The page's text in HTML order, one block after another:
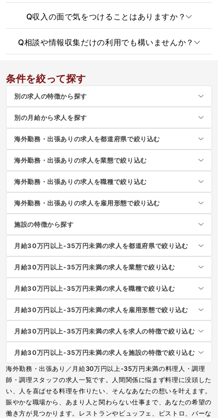
Q収入の面で気をつけることはありますか？
Q相談や情報収集だけの利用でも構いませんか？
条件を絞って探す
別の求人の特徴から探す
別の月給から求人を探す
海外勤務・出張ありの求人を都道府県で絞り込む
海外勤務・出張ありの求人を業態で絞り込む
海外勤務・出張ありの求人を職種で絞り込む
海外勤務・出張ありの求人を雇用形態で絞り込む
施設の特徴から探す
月給30万円以上-35万円未満の求人を都道府県で絞り込む
月給30万円以上-35万円未満の求人を業態で絞り込む
月給30万円以上-35万円未満の求人を職種で絞り込む
月給30万円以上-35万円未満の求人を雇用形態で絞り込む
月給30万円以上-35万円未満の求人を求人の特徴で絞り込む
月給30万円以上-35万円未満の求人を施設の特徴で絞り込む
海外勤務・出張あり／月給30万円以上-35万円未満の料理人・調理
師・調理スタッフの求人一覧です。人間関係に悩まず料理に没頭した
い、人を喜ばせる料理を作りたい、そんなあなたの想いを叶えます。
賑やかな職場から、あまり人と関わらない仕事まで、あなたの希望の
働き方が見つかります。レストランやビュッフェ、ビストロ、バーな